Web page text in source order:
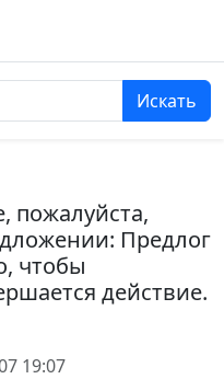
Искать
пожалуйста,
Предлог
чтобы
действие.
19:07